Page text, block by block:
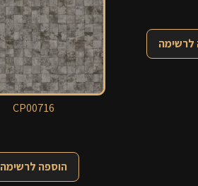
לרשימה
CP00716
הוספה לרשימה